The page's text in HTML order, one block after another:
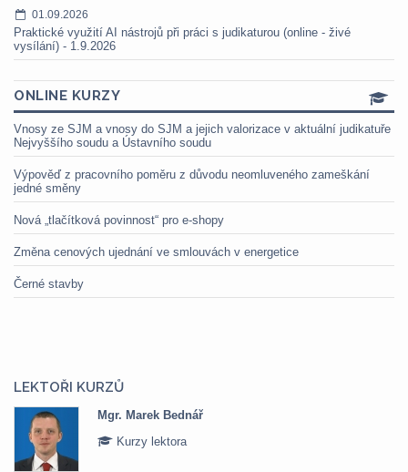
01.09.2026
Praktické využití AI nástrojů při práci s judikaturou (online - živé
vysílání) - 1.9.2026
ONLINE KURZY
Vnosy ze SJM a vnosy do SJM a jejich valorizace v aktuální judikatuře
Nejvyššího soudu a Ústavního soudu
Výpověď z pracovního poměru z důvodu neomluveného zameškání
jedné směny
Nová „tlačítková povinnost“ pro e-shopy
Změna cenových ujednání ve smlouvách v energetice
Černé stavby
LEKTOŘI KURZŮ
Mgr. Marek Bednář
Kurzy lektora